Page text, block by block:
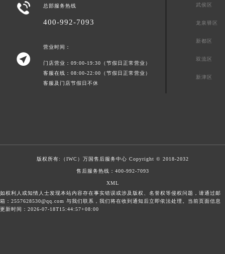
 总部服务热线
400-992-7093

营业时间：
门店营业：09:00-19:30（节假日正常营业）
客服在线：08:00-22:00（节假日正常营业）
客服及门店节假日不休
武侯区
龙泉驿区
新都区
双流区
新津区
版权所有:（IWC） 万国售后服务中心 Copyright © 2018-2032
售后服务热线： 400-992-7093
XML
如权利人或知情人士发现本站内容存在事实错误或涉及版权、名誉权等侵权问题，请通过邮
箱：2557628530@qq.com 与我们联系，我们将在收到通知后立即依法处理。当前页面信息
更新时间：2026-07-18T15:44:57+08:00